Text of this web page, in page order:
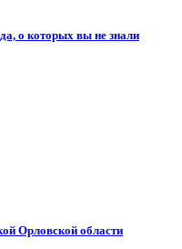
о которых вы не знали
Орловской области